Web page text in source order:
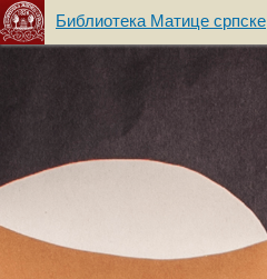
Библиотека Матице српске